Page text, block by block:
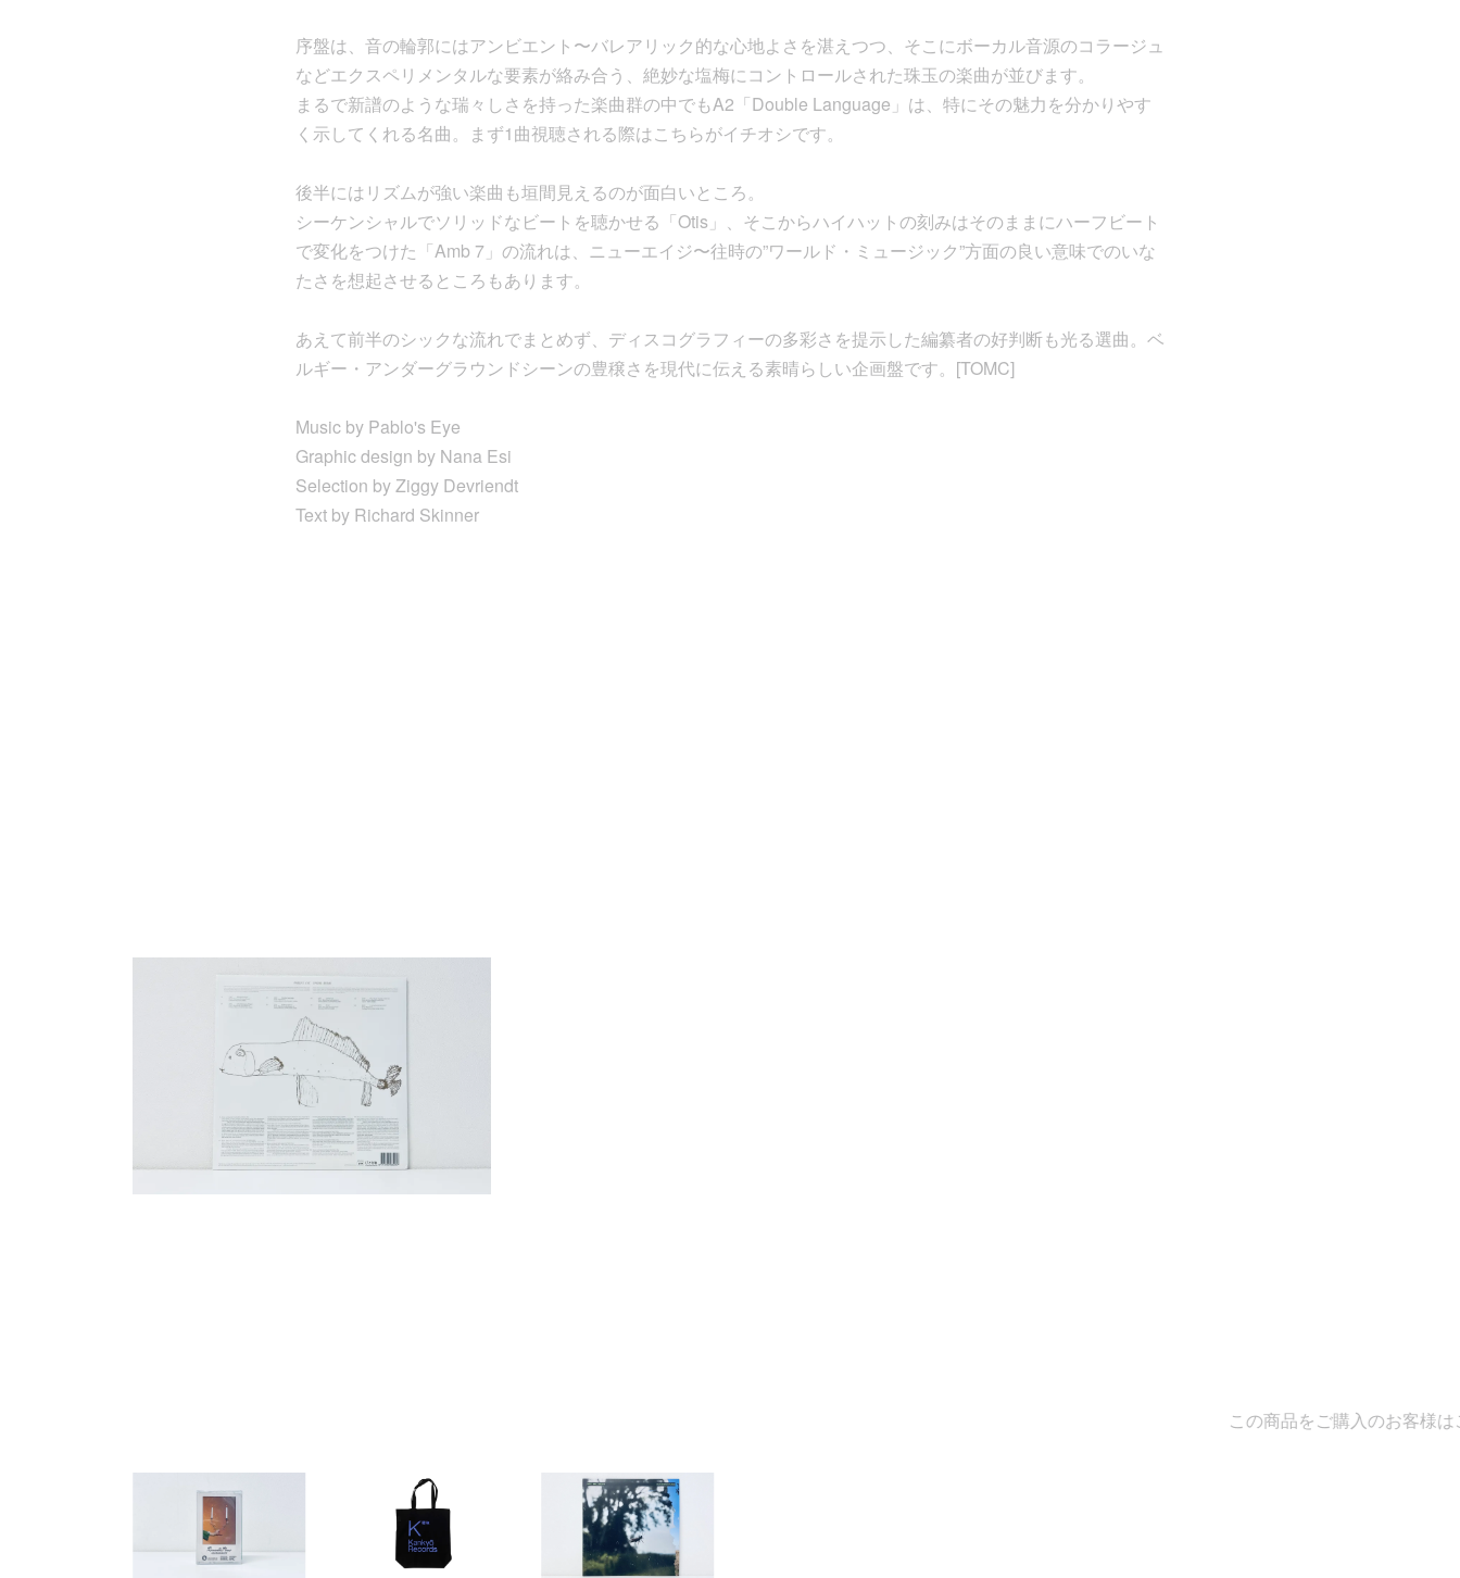
序盤は、音の輪郭にはアンビエント〜バレアリック的な心地よさを湛えつつ、そこにボーカル音源のコラージュ
などエクスペリメンタルな要素が絡み合う、絶妙な塩梅にコントロールされた珠玉の楽曲が並びます。
まるで新譜のような瑞々しさを持った楽曲群の中でもA2「Double Language」は、特にその魅力を分かりやす
く示してくれる名曲。まず1曲視聴される際はこちらがイチオシです。
後半にはリズムが強い楽曲も垣間見えるのが面白いところ。
シーケンシャルでソリッドなビートを聴かせる「Otis」、そこからハイハットの刻みはそのままにハーフビート
で変化をつけた「Amb 7」の流れは、ニューエイジ〜往時の”ワールド・ミュージック”方面の良い意味でのいな
たさを想起させるところもあります。
あえて前半のシックな流れでまとめず、ディスコグラフィーの多彩さを提示した編纂者の好判断も光る選曲。ベ
ルギー・アンダーグラウンドシーンの豊穣さを現代に伝える素晴らしい企画盤です。[TOMC]
Music by Pablo's Eye
Graphic design by Nana Esi
Selection by Ziggy Devriendt
Text by Richard Skinner
この商品をご購入のお客様はこちらの商品も